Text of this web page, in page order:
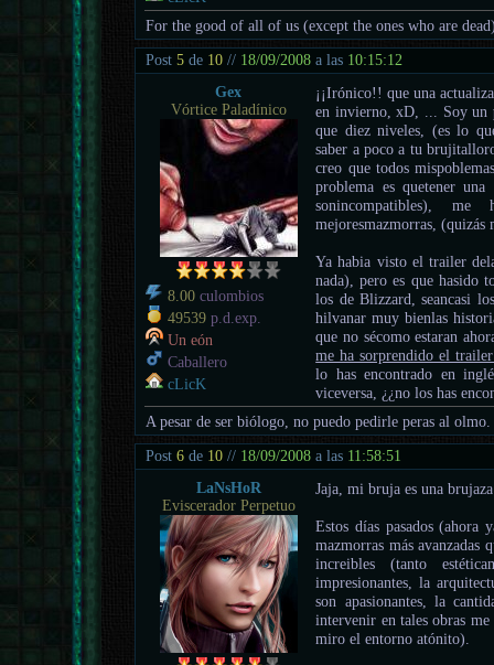
For the good of all of us (except the ones who are
Post5 de 10 // 18/09/2008 a las 10:15:12
Gex
Vórtice Paladínico
8.00 culombios
49539 p.d.exp.
Un eón
Caballero
cLicK
¡¡Irónico!! que una
en invierno, xD, ... Soy un
que diez niveles, (es lo
saber a poco a tu
creo que todos
problema es quetener
sonincompatibles),
mejoresmazmorras, (quizás
Ya habia visto el trailer
nada), pero es que hasido
los de Blizzard, seancasi
hilvanar muy bienlas
que no sécomo estaran
me ha sorprendido el
lo has encontrado en
viceversa, ¿¿no los has
A pesar de ser biólogo, no puedo pedirle peras al olmo.
Post6 de 10 // 18/09/2008 a las 11:58:51
LaNsHoR
Eviscerador Perpetuo
Jaja, mi bruja es una
Estos días pasados
mazmorras más avanzadas
increibles (tanto
impresionantes, la
son apasionantes, la
intervenir en tales obras
miro el entorno atónito).